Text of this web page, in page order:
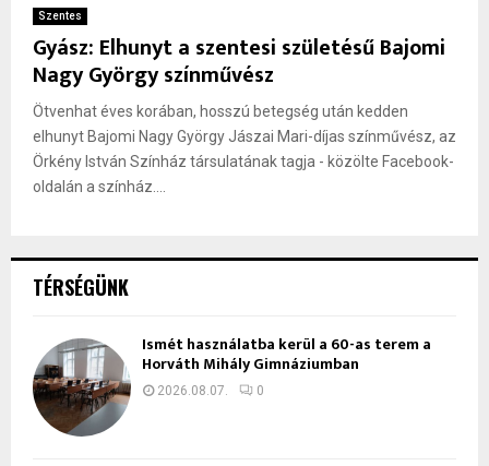
Szentes
Gyász: Elhunyt a szentesi születésű Bajomi
Nagy György színművész
Ötvenhat éves korában, hosszú betegség után kedden
elhunyt Bajomi Nagy György Jászai Mari-díjas színművész, az
Örkény István Színház társulatának tagja - közölte Facebook-
oldalán a színház....
TÉRSÉGÜNK
Ismét használatba kerül a 60-as terem a
Horváth Mihály Gimnáziumban
2026.08.07. 0